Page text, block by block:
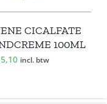
CICALFATE
100ML
Huidige
incl. btw